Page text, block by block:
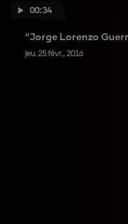
00:34
“Jorge Lorenzo
jeu. 25 févr., 2016